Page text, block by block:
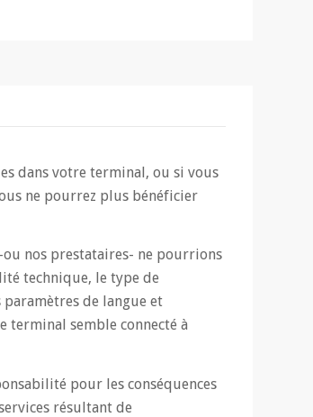
dans votre terminal, ou si vous
ne pourrez plus bénéficier
nos prestataires- ne pourrions
technique, le type de
de langue et
terminal semble connecté à
pour les conséquences
résultant de